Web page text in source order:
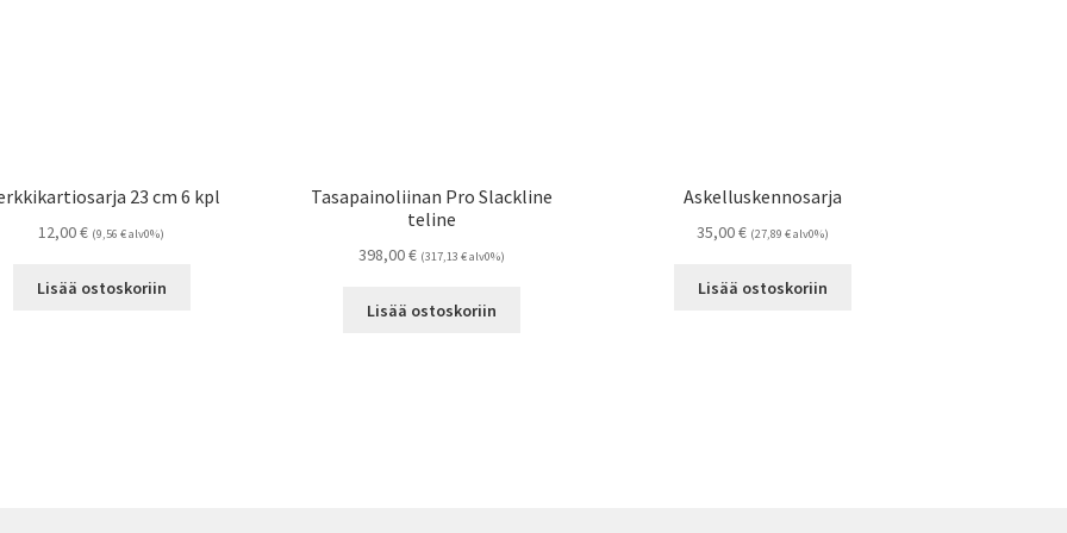
23 cm 6 kpl
12,00€ (9,56€alv0%)
Lisää ostoskoriin
Tasapainoliinan Pro Slackline
teline
398,00€ (317,13€alv0%)
Lisää ostoskoriin
Askelluskennosarja
35,00€ (27,89 €alv0%)
Lisää ostoskoriin